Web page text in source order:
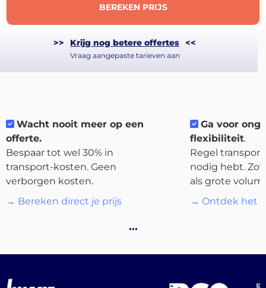
About
BEREKEN PRIJS
>> Krijg nog betere offertes <<
Vraag aangepaste tarieven aan
Wacht nooit meer op een
offerte.
Bespaar tot wel 30% in
transport-kosten. Geen
verborgen kosten.
→ Bereken direct je prijs
Ga voor
flexibiliteit.
Regel
nodig hebt.
als grote
→ Ontdek het
…